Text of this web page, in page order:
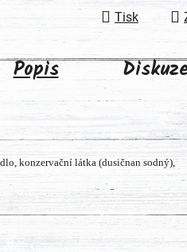
Tisk
Popis
konzervační látka (dusičnan sodný),